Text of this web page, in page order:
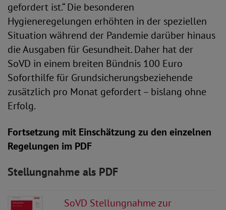
gefordert ist.“ Die besonderen
Hygieneregelungen erhöhten in der speziellen
Situation während der Pandemie darüber hinaus
die Ausgaben für Gesundheit. Daher hat der
SoVD in einem breiten Bündnis 100 Euro
Soforthilfe für Grundsicherungsbeziehende
zusätzlich pro Monat gefordert – bislang ohne
Erfolg.
Fortsetzung mit Einschätzung zu den einzelnen
Regelungen im PDF
Stellungnahme als PDF
SoVD Stellungnahme zur